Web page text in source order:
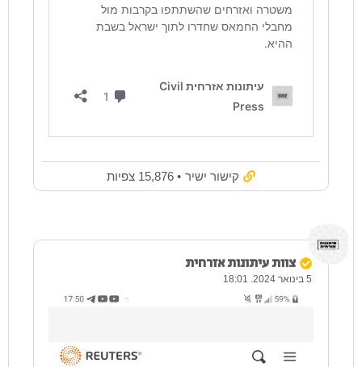
קישור ישיר • 15,876 צפיות
צוות עיתונות אזרחית
5 בינואר 2024. 18:01